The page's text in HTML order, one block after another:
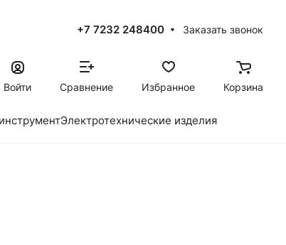
+7 7232 248400 Заказать звонок
Войти
Сравнение Избранное Корзина
Электротехнические изделия